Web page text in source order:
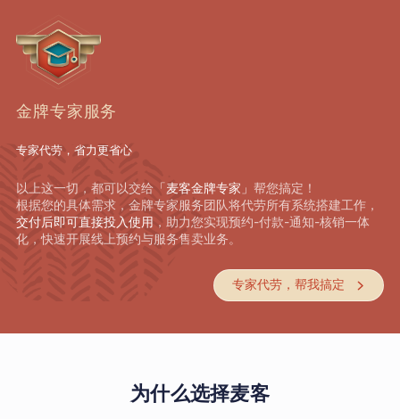
金牌专家服务
专家代劳，省力更省心
以上这一切，都可以交给「麦客金牌专家」 帮您搞定！
根据您的具体需求，金牌专家服务团队将代劳所有系统搭建工作，
交付后即可直接投入使用 ，助力您实现预约-付款-通知-核销一体
化，快速开展线上预约与服务售卖业务。
专家代劳，帮我搞定 
为什么选择麦客